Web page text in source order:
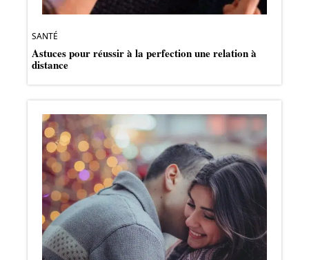
SANTÉ
Astuces pour réussir à la perfection une relation à
distance